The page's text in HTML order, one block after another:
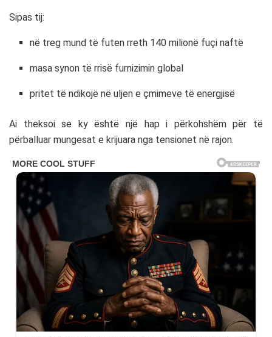
Sipas tij:
në treg mund të futen rreth 140 milionë fuçi naftë
masa synon të rrisë furnizimin global
pritet të ndikojë në uljen e çmimeve të energjisë
Ai theksoi se ky është një hap i përkohshëm për të
përballuar mungesat e krijuara nga tensionet në rajon.